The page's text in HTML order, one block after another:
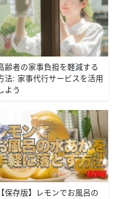
齢者の家事負担を軽減する
法: 家事代行サービスを活用
よう
【保存版】レモンでお風呂の